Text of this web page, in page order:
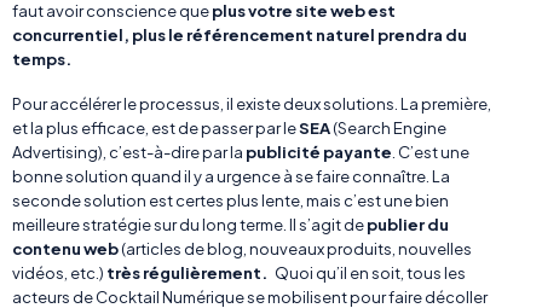
faut avoir conscience queplus votre site web est
concurrentiel, plus le référencement naturel prendra du
temps.
Pour accélérer le processus, il existe deux solutions. La première,
et la plus efficace, est de passer par leSEA(Search Engine
Advertising), c’est-à-dire par la publicité payante. C’est une
bonne solution quand il y a urgence à se faire connaître. La
seconde solution est certes plus lente, mais c’est une bien
meilleure stratégie sur du long terme. Il s’agit depublier du
contenu web(articles de blog, nouveaux produits, nouvelles
vidéos, etc.) très régulièrement. Quoi qu’il en soit, tous les
acteurs de Cocktail Numérique se mobilisent pour faire décoller